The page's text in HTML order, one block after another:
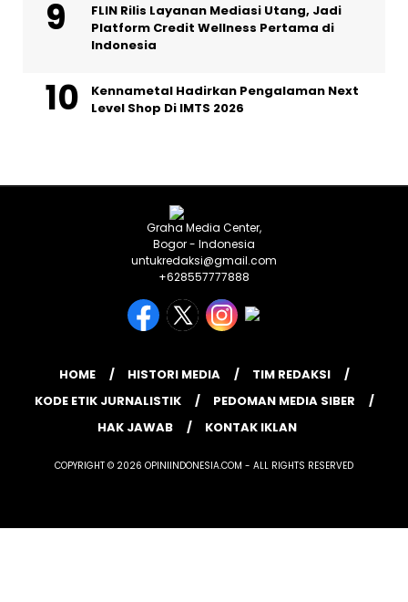
FLIN Rilis Layanan Mediasi Utang, Jadi
Platform Credit Wellness Pertama di
Indonesia
Kennametal Hadirkan Pengalaman Next
Level Shop Di IMTS 2026
Graha Media Center,
Bogor - Indonesia
untukredaksi@gmail.com
+628557777888
HOME HISTORI MEDIA
TIM REDAKSI
KODE ETIK JURNALISTIK
PEDOMAN MEDIA SIBER
HAK JAWAB
KONTAK IKLAN
COPYRIGHT © 2026 OPINIINDONESIA.COM - ALL RIGHTS RESERVED